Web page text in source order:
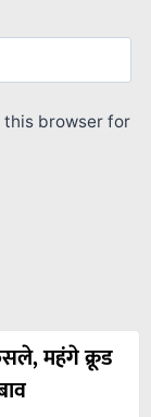
this browser for
महंगे क्रूड